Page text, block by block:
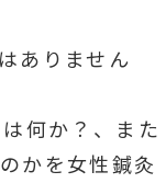
ありません
何か？、また
かを女性鍼灸